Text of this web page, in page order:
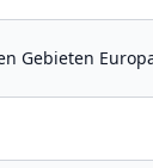
Gebieten